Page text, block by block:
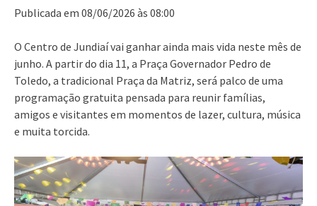
Publicada em 08/06/2026 às 08:00
O Centro de Jundiaí vai ganhar ainda mais vida neste mês de
junho. A partir do dia 11, a Praça Governador Pedro de
Toledo, a tradicional Praça da Matriz, será palco de uma
programação gratuita pensada para reunir famílias,
amigos e visitantes em momentos de lazer, cultura, música
e muita torcida.